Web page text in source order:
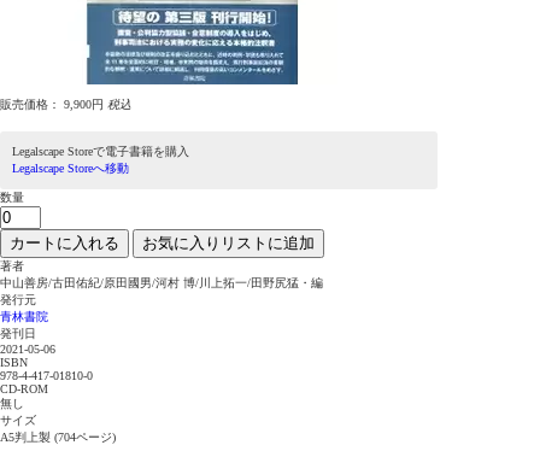
販売価格： 9,900円 税込
Legalscape Storeで電子書籍を購入
Legalscape Storeへ移動
数量
カートに入れる お気に入りリストに追加
著者
中山善房/古田佑紀/原田國男/河村 博/川上拓一/田野尻猛・編
発行元
青林書院
発刊日
2021-05-06
ISBN
978-4-417-01810-0
CD-ROM
無し
サイズ
A5判上製 (704ページ)